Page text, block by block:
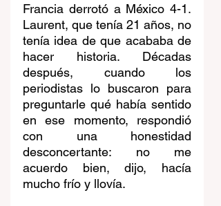
Francia derrotó a México 4-1.
Laurent, que tenía 21 años, no
tenía idea de que acababa de
hacer historia. Décadas
después, cuando los
periodistas lo buscaron para
preguntarle qué había sentido
en ese momento, respondió
con una honestidad
desconcertante: no me
acuerdo bien, dijo, hacía
mucho frío y llovía.